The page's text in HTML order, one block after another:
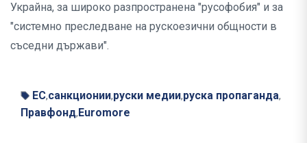
Украйна, за широко разпространена "русофобия" и за
"системно преследване на рускоезични общности в
съседни държави".
ЕС,санкционии,руски медии,руска пропаганда,
Правфонд, Euromore